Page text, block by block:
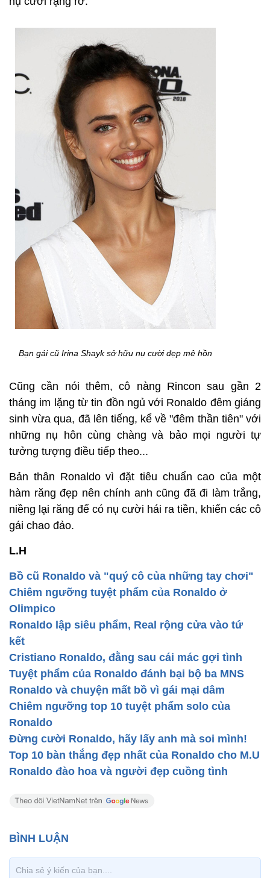
Bạn gái cũ Irina Shayk sở hữu nụ cười đẹp mê hồn
Cũng cần nói thêm, cô nàng Rincon sau gần 2
tháng im lặng từ tin đồn ngủ với Ronaldo đêm giáng
sinh vừa qua, đã lên tiếng, kể về "đêm thần tiên" với
những nụ hôn cùng chàng và bảo mọi người tự
tưởng tượng điều tiếp theo...
Bản thân Ronaldo vì đặt tiêu chuẩn cao của một
hàm răng đẹp nên chính anh cũng đã đi làm trắng,
niềng lại răng để có nụ cười hái ra tiền, khiến các cô
gái chao đảo.
L.H
Bồ cũ Ronaldo và "quý cô của những tay chơi"
Chiêm ngưỡng tuyệt phẩm của Ronaldo ở
Olimpico
Ronaldo lập siêu phẩm, Real rộng cửa vào tứ
kết
Cristiano Ronaldo, đằng sau cái mác gợi tình
Tuyệt phẩm của Ronaldo đánh bại bộ ba MNS
Ronaldo và chuyện mất bồ vì gái mại dâm
Chiêm ngưỡng top 10 tuyệt phẩm solo của
Ronaldo
Đừng cười Ronaldo, hãy lấy anh mà soi mình!
Top 10 bàn thắng đẹp nhất của Ronaldo cho M.U
Ronaldo đào hoa và người đẹp cuồng tình